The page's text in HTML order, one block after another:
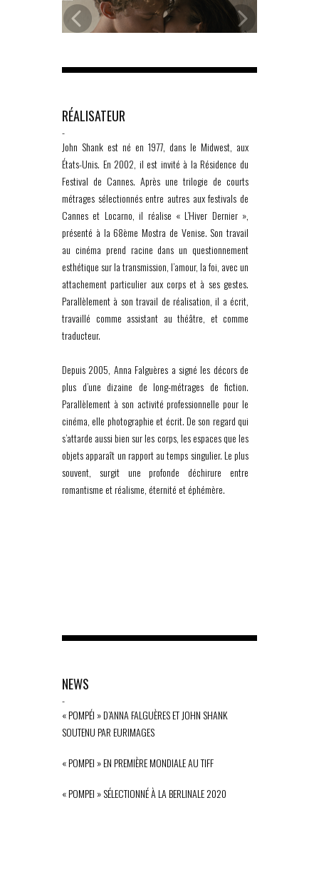
RÉALISATEUR
-
John Shank est né en 1977, dans le Midwest, aux
États-Unis. En 2002, il est invité à la Résidence du
Festival de Cannes. Après une trilogie de courts
métrages sélectionnés entre autres aux festivals de
Cannes et Locarno, il réalise « L’Hiver Dernier »,
présenté à la 68ème Mostra de Venise. Son travail
au cinéma prend racine dans un questionnement
esthétique sur la transmission, l’amour, la foi, avec un
attachement particulier aux corps et à ses gestes.
Parallèlement à son travail de réalisation, il a écrit,
travaillé comme assistant au théâtre, et comme
traducteur.
Depuis 2005, Anna Falguères a signé les décors de
plus d’une dizaine de long-métrages de fiction.
Parallèlement à son activité professionnelle pour le
cinéma, elle photographie et écrit. De son regard qui
s’attarde aussi bien sur les corps, les espaces que les
objets apparaît un rapport au temps singulier. Le plus
souvent, surgit une profonde déchirure entre
romantisme et réalisme, éternité et éphémère.
NEWS
-
« POMPÉI » D’ANNA FALGUÈRES ET JOHN SHANK
SOUTENU PAR EURIMAGES
« POMPEI » EN PREMIÈRE MONDIALE AU TIFF
« POMPEI » SÉLECTIONNÉ À LA BERLINALE 2020